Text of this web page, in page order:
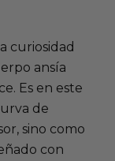
curiosidad
ansía
Es en este
de
sino como
con